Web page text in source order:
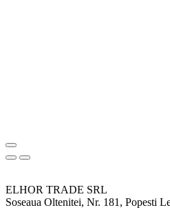
ELHOR TRADE SRL
Soseaua Oltenitei, Nr. 181, Popesti